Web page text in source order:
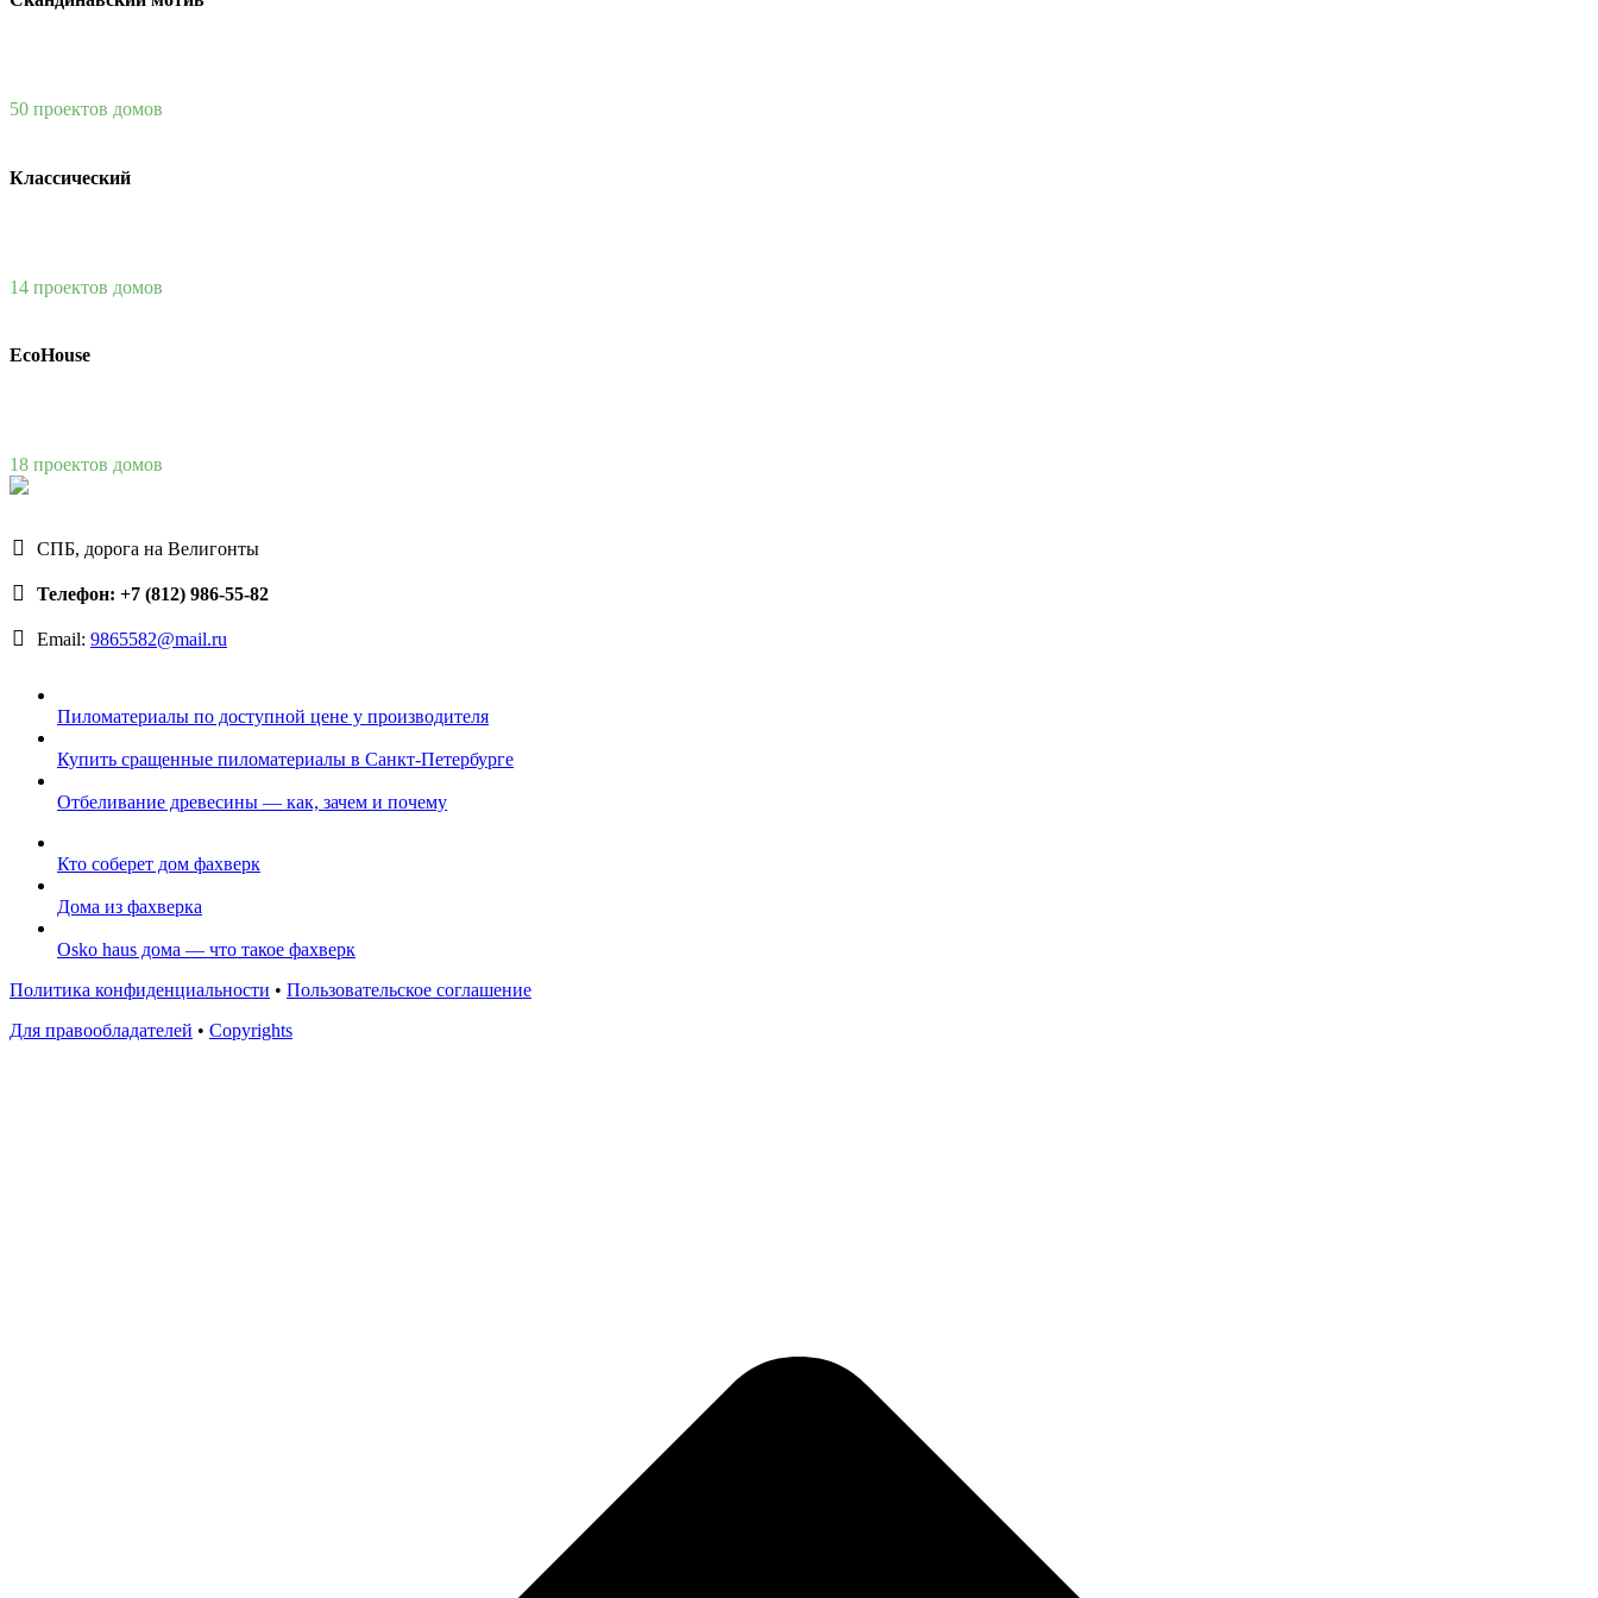
50 проектов домов
Классический
14 проектов домов
EcoHouse
18 проектов домов
СПБ, дорога на Велигонты
Телефон: +7 (812) 986-55-82
Email: 9865582@mail.ru
Пиломатериалы по доступной цене у производителя
Купить сращенные пиломатериалы в Санкт-Петербурге
Отбеливание древесины — как, зачем и почему
Кто соберет дом фахверк
Дома из фахверка
Osko haus дома — что такое фахверк
Политика конфиденциальности • Пользовательское соглашение
Для правообладателей • Copyrights